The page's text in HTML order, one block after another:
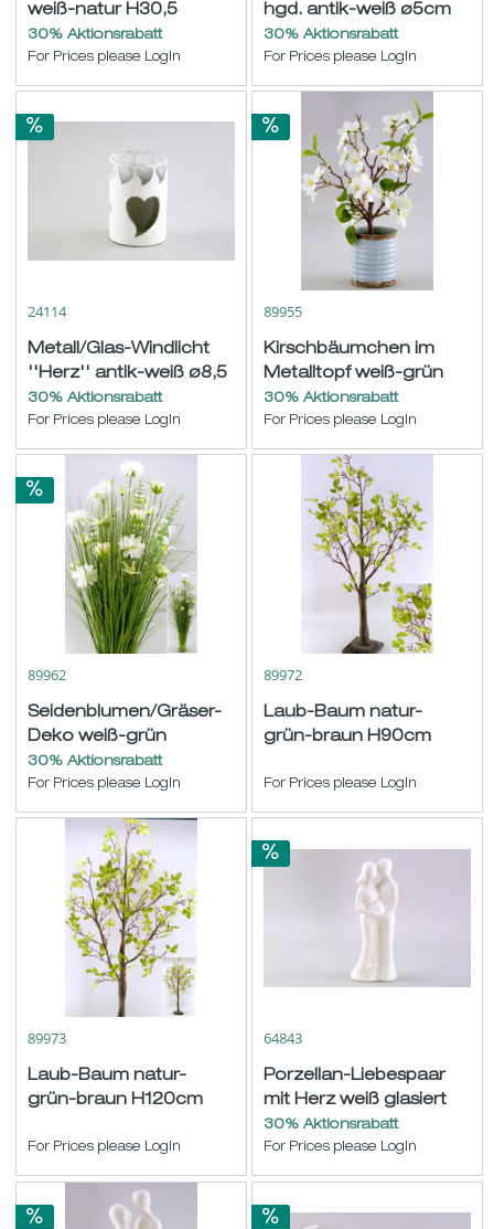
weiß-natur H30,5
B13cm
30% Aktionsrabatt
For Prices please LogIn
hgd. antik-weiß ø5cm
30% Aktionsrabatt
For Prices please LogIn
24114
Metall/Glas-Windlicht
''Herz'' antik-weiß ø8,5
H13cm
30% Aktionsrabatt
For Prices please LogIn
89955
Kirschbäumchen im
Metalltopf weiß-grün
H35cm
30% Aktionsrabatt
For Prices please LogIn
89962
Seidenblumen/Gräser-
Deko weiß-grün
H100cm
30% Aktionsrabatt
For Prices please LogIn
89972
Laub-Baum natur-
grün-braun H90cm
For Prices please LogIn
89973
Laub-Baum natur-
grün-braun H120cm
For Prices please LogIn
64843
Porzellan-Liebespaar
mit Herz weiß glasiert
H21cm
30% Aktionsrabatt
For Prices please LogIn